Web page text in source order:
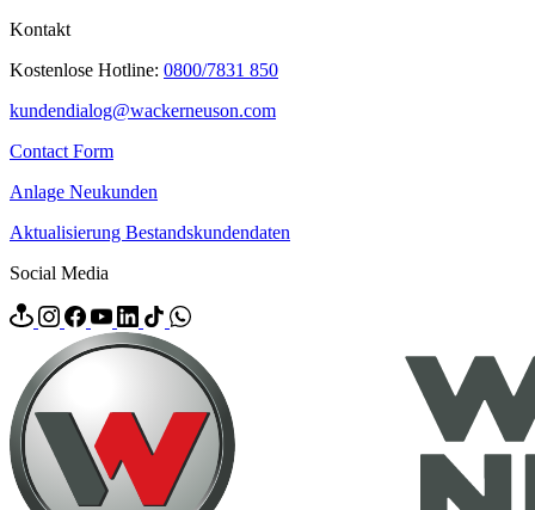
Kontakt
Kostenlose Hotline: 0800/7831 850
kundendialog@wackerneuson.com
Contact Form
Anlage Neukunden
Aktualisierung Bestandskundendaten
Social Media